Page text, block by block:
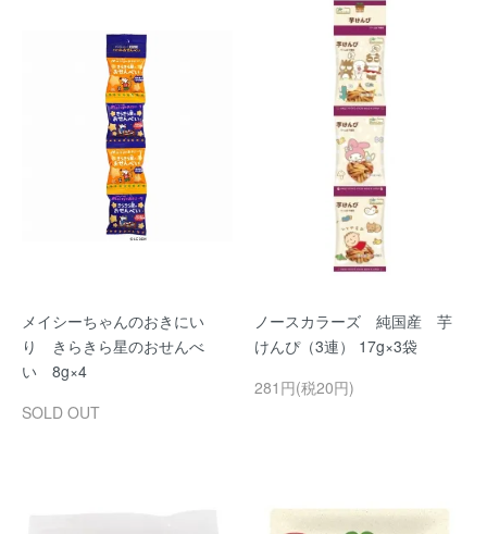
メイシーちゃんのおきにい
り きらきら星のおせんべ
い 8g×4
SOLD OUT
ノースカラーズ 純国産 芋
けんぴ（3連） 17g×3袋
281円(税20円)